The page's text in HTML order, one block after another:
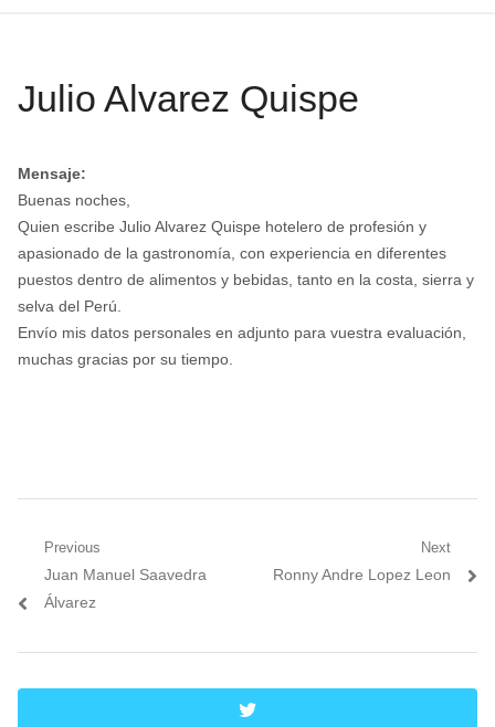
Julio Alvarez Quispe
Mensaje:
Buenas noches,
Quien escribe Julio Alvarez Quispe hotelero de profesión y
apasionado de la gastronomía, con experiencia en diferentes
puestos dentro de alimentos y bebidas, tanto en la costa, sierra y
selva del Perú.
Envío mis datos personales en adjunto para vuestra evaluación,
muchas gracias por su tiempo.
Navegación
de
Previous
Previous
post:
Juan Manuel Saavedra
Álvarez
Next
Next
Ronny Andre Lopez Leon
twitter